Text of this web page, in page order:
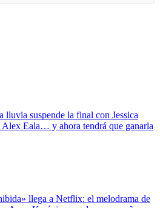
lluvia suspende la final con Jessica
Alex Eala… y ahora tendrá que ganarla
llega a Netflix: el melodrama de